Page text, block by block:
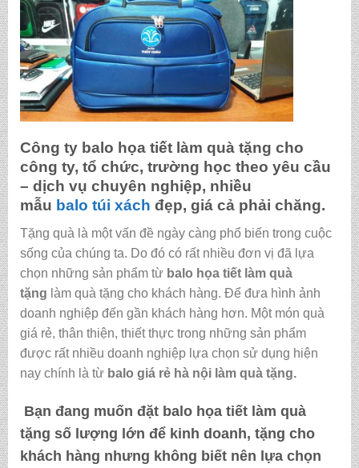
Công ty balo họa tiết làm quà tặng cho
công ty, tổ chức, trường học theo yêu cầu
– dịch vụ chuyên nghiệp, nhiều
mẫu balo túi xách đẹp, giá cả phải chăng.
Tặng quà là một vấn đề ngày càng phổ biến trong cuộc
sống của chúng ta. Do đó có rất nhiều đơn vị đã lựa
chọn những sản phẩm từ balo họa tiết làm quà
tặng làm quà tặng cho khách hàng. Để đưa hình ảnh
doanh nghiệp đến gần khách hàng hơn. Một món quà
giá rẻ, thân thiện, thiết thực trong những sản phẩm
được rất nhiều doanh nghiệp lựa chọn sử dụng hiện
nay chính là từ balo giá rẻ hà nộilàm quà tặng.
Bạn đang muốn đặt balo họa tiết làm quà
tặng số lượng lớn để kinh doanh, tặng cho
khách hàng nhưng không biết nên lựa chọn